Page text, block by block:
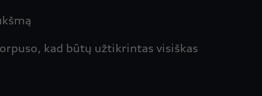
kad būtų užtikrintas visiškas